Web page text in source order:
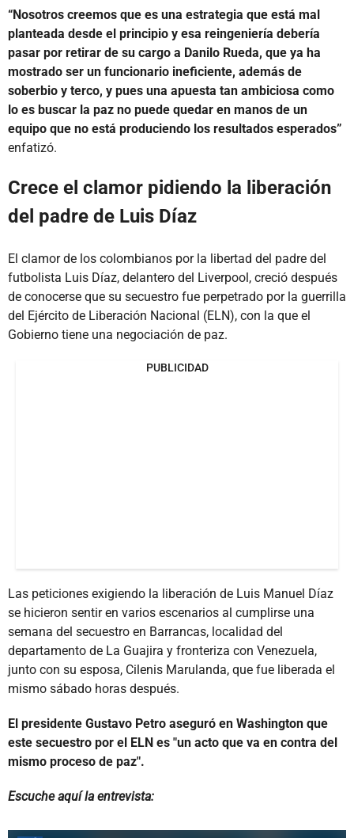
“Nosotros creemos que es una estrategia que está mal
planteada desde el principio y esa reingeniería debería
pasar por retirar de su cargo a Danilo Rueda, que ya ha
mostrado ser un funcionario ineficiente, además de
soberbio y terco, y pues una apuesta tan ambiciosa como
lo es buscar la paz no puede quedar en manos de un
equipo que no está produciendo los resultados esperados”
enfatizó.
Crece el clamor pidiendo la liberación
del padre de Luis Díaz
El clamor de los colombianos por la libertad del padre del
futbolista Luis Díaz, delantero del Liverpool, creció después
de conocerse que su secuestro fue perpetrado por la guerrilla
del Ejército de Liberación Nacional (ELN), con la que el
Gobierno tiene una negociación de paz.
PUBLICIDAD
Las peticiones exigiendo la liberación de Luis Manuel Díaz
se hicieron sentir en varios escenarios al cumplirse una
semana del secuestro en Barrancas, localidad del
departamento de La Guajira y fronteriza con Venezuela,
junto con su esposa, Cilenis Marulanda, que fue liberada el
mismo sábado horas después.
El presidente Gustavo Petro aseguró en Washington que
este secuestro por el ELN es "un acto que va en contra del
mismo proceso de paz".
Escuche aquí la entrevista: